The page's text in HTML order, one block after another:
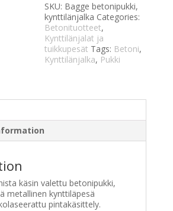
SKU: Bagge betonipukki,
kynttilänjalka Categories:
Betonituotteet,
Kynttilänjalat ja
tuikkupesät Tags: Betoni,
Kynttilänjalka, Pukki
käsin valettu betonipukki,
metallinen kynttiläpesä
pintakäsittely.